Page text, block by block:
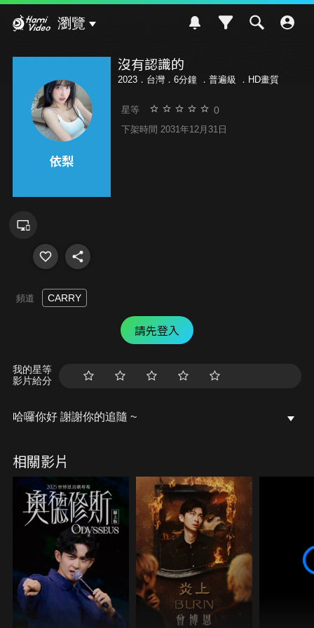
瀏覽
沒有認識的
2023．台灣．6分鐘 ． 普遍級 ．HD畫質
星等 0
下架時間 2031年12月31日
頻道 CARRY
請先登入
我的星等
影片給分
哈囉你好 謝謝你的追隨 ~
相關影片